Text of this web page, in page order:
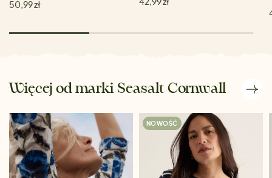
50,99 zł
Więcej od marki Seasalt Cornwall
NOWOŚĆ